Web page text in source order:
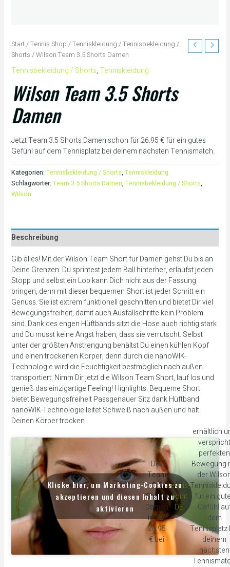
Start/Tennis Shop /Tenniskleidung /Tennisbekleidung /
Shorts / Wilson Team 3.5 Shorts Damen
Tennisbekleidung / Shorts,Tenniskleidung
Wilson Team 3.5 Shorts
Damen
Jetzt Team 3.5 Shorts Damen schon für 26.95 € für ein gutes
Gefühl auf dem Tennisplatz bei deinem nächsten Tennismatch.
Kategorien: Tennisbekleidung / Shorts, Tenniskleidung
Schlagwörter: Team 3.5 Shorts Damen, Tennisbekleidung / Shorts,
Wilson
Beschreibung
Gib alles! Mit der Wilson Team Short für Damen gehst Du bis an
Deine Grenzen. Du sprintest jedem Ball hinterher, erläufst jeden
Stopp und selbst ein Lob kann Dich nicht aus der Fassung
bringen, denn mit dieser bequemen Short ist jeder Schritt ein
Genuss. Sie ist extrem funktionell geschnitten und bietet Dir viel
Bewegungsfreiheit, damit auch Ausfallschritte kein Problem
sind. Dank des engen Hüftbands sitzt die Hose auch richtig stark
und Du musst keine Angst haben, dass sie verrutscht. Selbst
unter der größten Anstrengung behältst Du einen kühlen Kopf
und einen trockenen Körper, denn durch die nanoWIK-
Technologie wird die Feuchtigkeit bestmöglich nach außen
transportiert. Nimm Dir jetzt die Wilson Team Short, lauf los und
genieß das einzigartige Feeling! Highlights: Bequeme Short
bietet Bewegungsfreiheit Passgenauer Sitz dank Hüftband
nanoWIK-Technologie leitet Schweiß nach außen und hält
Deinen Körper trocken
Der
Team
3.5
Shorts
Damen
ist für
26.95
€ bei
tennis-
point
DE
erhältlich
verspricht
perfekten
Bewegung
der
für ein
Gefühl
dem
Tennisplatz
deinem
nächsten
Klicke hier, um Marketing-Cookies zu
akzeptieren und diesen Inhalt zu
aktivieren